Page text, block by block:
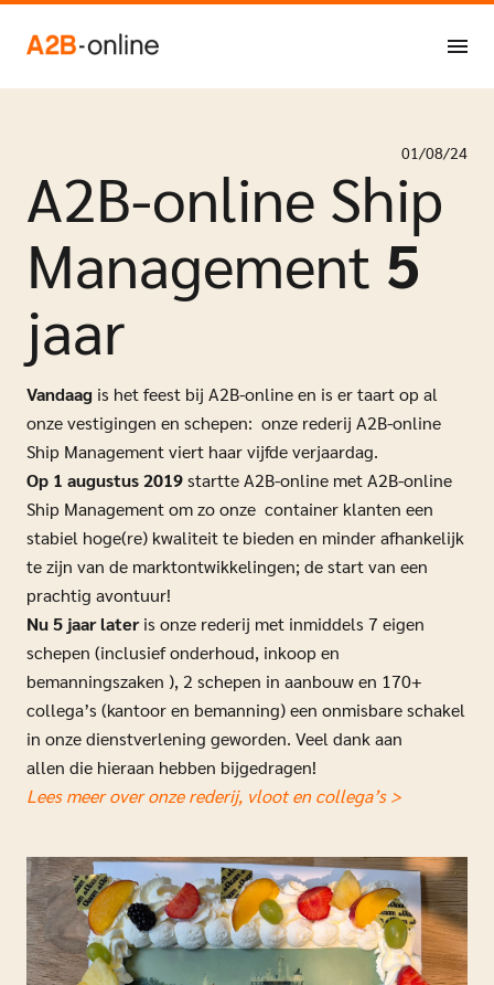
NL
EN
01/08/24
A2B-online Ship
Management 5
jaar
Vandaag is het feest bij A2B-online en is er taart op al
onze vestigingen en schepen: onze rederij A2B-online
Ship Management viert haar vijfde verjaardag.
Op 1 augustus 2019startte A2B-online met A2B-online
Ship Management om zo onze container klanten een
stabiel hoge(re) kwaliteit te bieden en minder afhankelijk
te zijn van de marktontwikkelingen; de start van een
prachtig avontuur!
Nu 5 jaar lateris onze rederij met inmiddels 7 eigen
schepen (inclusief onderhoud, inkoop en
bemanningszaken ), 2 schepen in aanbouw en 170+
collega’s (kantoor en bemanning) een onmisbare schakel
in onze dienstverlening geworden. Veel dank aan
allen die hieraan hebben bijgedragen!
Lees meer over onze rederij, vloot en collega’s >